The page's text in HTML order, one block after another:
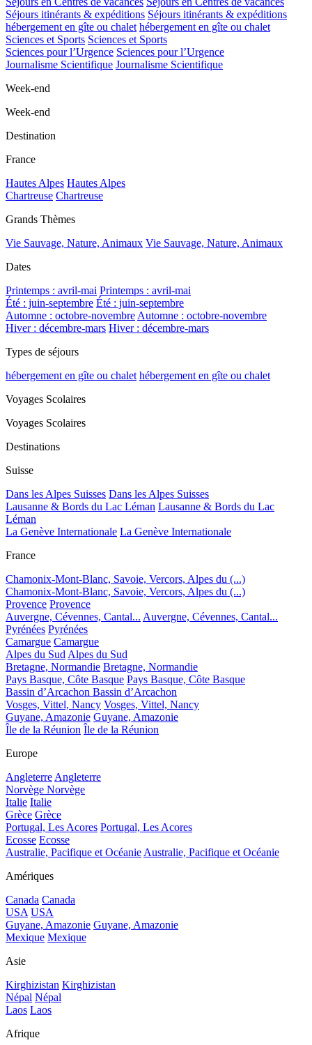
Séjours itinérants & expéditions Séjours itinérants & expéditions
hébergement en gîte ou chalet hébergement en gîte ou chalet
Sciences et Sports Sciences et Sports
Sciences pour l’Urgence Sciences pour l’Urgence
Journalisme Scientifique Journalisme Scientifique
Week-end
Week-end
Destination
France
Hautes Alpes Hautes Alpes
Chartreuse Chartreuse
Grands Thèmes
Vie Sauvage, Nature, Animaux Vie Sauvage, Nature, Animaux
Dates
Printemps : avril-mai Printemps : avril-mai
Été : juin-septembre Été : juin-septembre
Automne : octobre-novembre Automne : octobre-novembre
Hiver : décembre-mars Hiver : décembre-mars
Types de séjours
hébergement en gîte ou chalet hébergement en gîte ou chalet
Voyages Scolaires
Voyages Scolaires
Destinations
Suisse
Dans les Alpes Suisses Dans les Alpes Suisses
Lausanne & Bords du Lac Léman Lausanne & Bords du Lac
Léman
La Genève Internationale La Genève Internationale
France
Chamonix-Mont-Blanc, Savoie, Vercors, Alpes du (...)
Chamonix-Mont-Blanc, Savoie, Vercors, Alpes du (...)
Provence Provence
Auvergne, Cévennes, Cantal... Auvergne, Cévennes, Cantal...
Pyrénées Pyrénées
Camargue Camargue
Alpes du Sud Alpes du Sud
Bretagne, Normandie Bretagne, Normandie
Pays Basque, Côte Basque Pays Basque, Côte Basque
Bassin d’Arcachon Bassin d’Arcachon
Vosges, Vittel, Nancy Vosges, Vittel, Nancy
Guyane, Amazonie Guyane, Amazonie
Île de la Réunion Île de la Réunion
Europe
Angleterre Angleterre
Norvège Norvège
Italie Italie
Grèce Grèce
Portugal, Les Acores Portugal, Les Acores
Ecosse Ecosse
Australie, Pacifique et Océanie Australie, Pacifique et Océanie
Amériques
Canada Canada
USA USA
Guyane, Amazonie Guyane, Amazonie
Mexique Mexique
Asie
Kirghizistan Kirghizistan
Népal Népal
Laos Laos
Afrique